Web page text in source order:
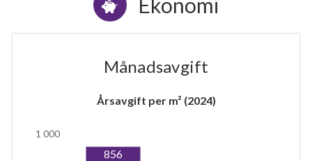
Månadsavgift
Årsavgift per m² (2024)
1 000
856